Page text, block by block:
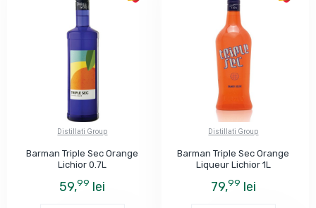
Distillati Group
Barman Triple Sec Orange
Lichior 0.7L
59,99 lei
Distillati Group
Barman Triple Sec Orange
Liqueur Lichior 1L
79,99 lei